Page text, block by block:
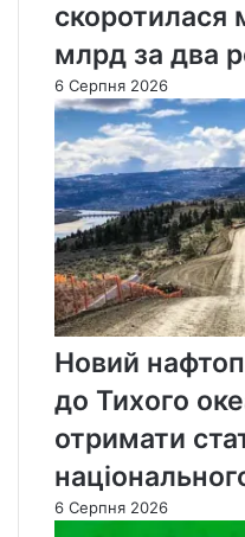
млрд за два
6 Серпня 2026
Новий
до Тихого
отримати
6 Серпня 2026